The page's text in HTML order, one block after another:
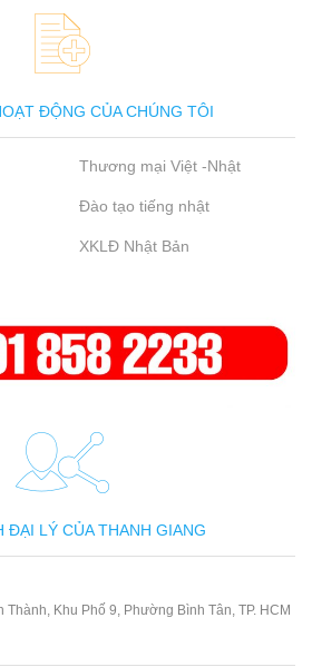
ĐỘNG CỦA CHÚNG TÔI
Thương mại Việt -Nhật
Đào tạo tiếng nhật
XKLĐ Nhật Bản
ĐẠI LÝ CỦA THANH GIANG
Khu Phố 9, Phường Bình Tân, TP. HCM